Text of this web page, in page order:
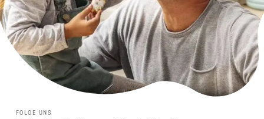
FOLGE UNS